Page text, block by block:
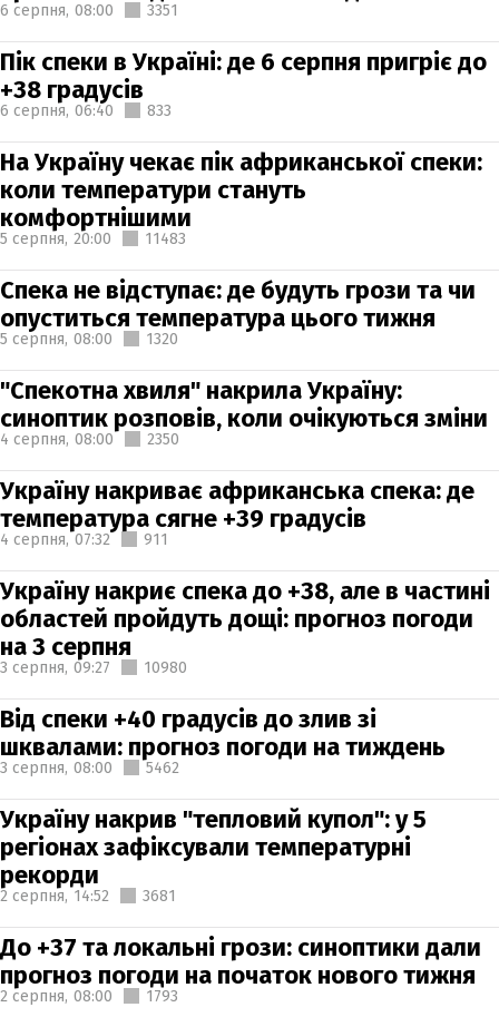
6 серпня, 08:00 3351
Пік спеки в Україні: де 6 серпня пригріє до
+38 градусів
6 серпня, 06:40 833
На Україну чекає пік африканської спеки:
коли температури стануть
комфортнішими
5 серпня, 20:00 11483
Спека не відступає: де будуть грози та чи
опуститься температура цього тижня
5 серпня, 08:00 1320
"Спекотна хвиля" накрила Україну:
синоптик розповів, коли очікуються зміни
4 серпня, 08:00 2350
Україну накриває африканська спека: де
температура сягне +39 градусів
4 серпня, 07:32 911
Україну накриє спека до +38, але в частині
областей пройдуть дощі: прогноз погоди
на 3 серпня
3 серпня, 09:27 10980
Від спеки +40 градусів до злив зі
шквалами: прогноз погоди на тиждень
3 серпня, 08:00 5462
Україну накрив "тепловий купол": у 5
регіонах зафіксували температурні
рекорди
2 серпня, 14:52 3681
До +37 та локальні грози: синоптики дали
прогноз погоди на початок нового тижня
2 серпня, 08:00 1793